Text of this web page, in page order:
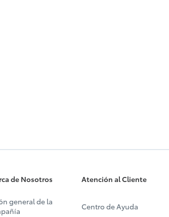
de Nosotros
general de la
Atención al Cliente
Centro de Ayuda